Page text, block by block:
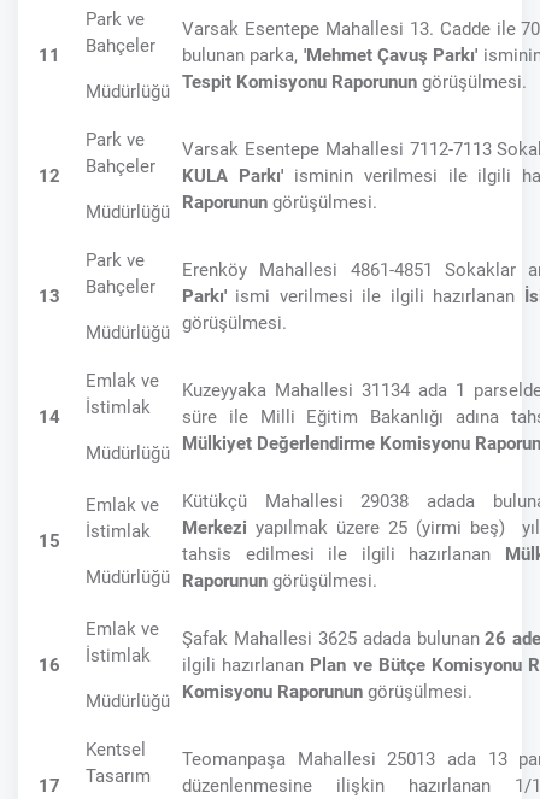
11
Park ve
Bahçeler
Müdürlüğü
Varsak Esentepe Mahallesi 13. Cadde ile
bulunan parka, 'Mehmet Çavuş Parkı'
Tespit Komisyonu Raporunun görüşülmesi.
12
Park ve
Bahçeler
Müdürlüğü
Varsak Esentepe Mahallesi 7112-7113
KULA Parkı' isminin verilmesi ile ilgili
Raporunun görüşülmesi.
13
Park ve
Bahçeler
Müdürlüğü
Erenköy Mahallesi 4861-4851 Sokaklar
Parkı' ismi verilmesi ile ilgili hazırlanan
görüşülmesi.
14
Emlak ve
İstimlak
Müdürlüğü
Kuzeyyaka Mahallesi 31134 ada 1
süre ile Milli Eğitim Bakanlığı adına
Mülkiyet Değerlendirme Komisyonu
15
Emlak ve
İstimlak
Müdürlüğü
Kütükçü Mahallesi 29038 adada
Merkezi yapılmak üzere 25 (yirmi beş)
tahsis edilmesi ile ilgili hazırlanan
Raporunun görüşülmesi.
16
Emlak ve
İstimlak
Müdürlüğü
Şafak Mahallesi 3625 adada bulunan26
ilgili hazırlanan Plan ve Bütçe Komisyonu
Komisyonu Raporunun görüşülmesi.
17
Kentsel
Tasarım
Teomanpaşa Mahallesi 25013 ada 13
düzenlenmesine ilişkin hazırlanan